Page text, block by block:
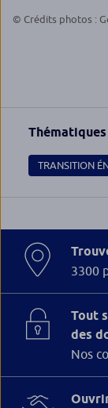
© Crédits photos :
TRANSITION
3300
Tout
des
Nos